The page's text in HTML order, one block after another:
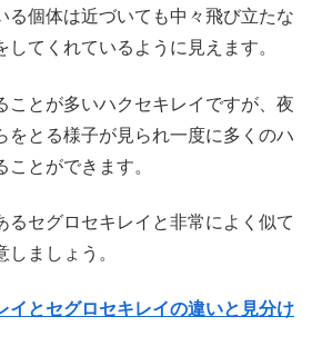
る個体は近づいても中々飛び立たな
てくれているように見えます。
ことが多いハクセキレイですが、夜
をとる様子が見られ一度に多くのハ
とができます。
るセグロセキレイと非常によく似て
ましょう。
イとセグロセキレイの違いと見分け